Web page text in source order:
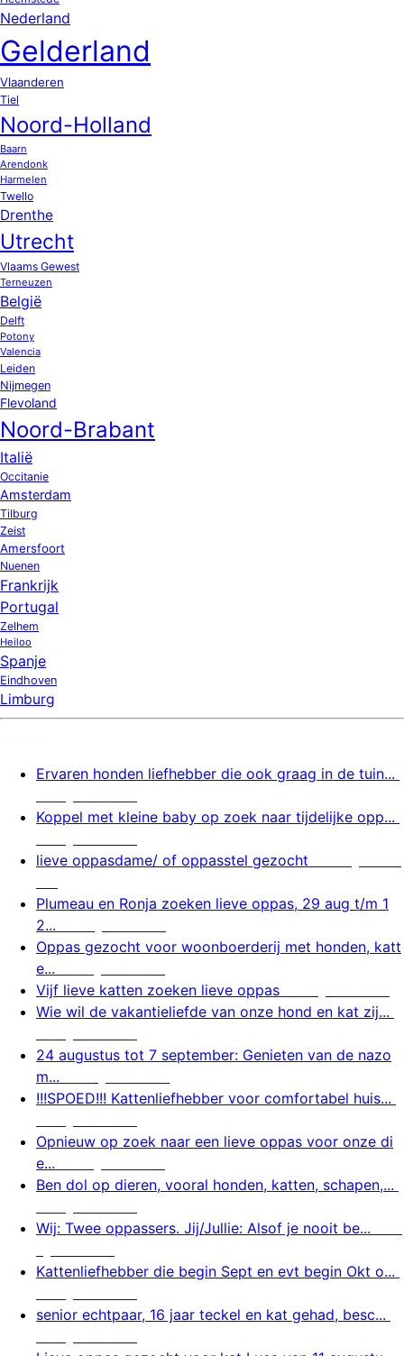
Nederland
Gelderland
Vlaanderen
Tiel
Noord-Holland
Baarn
Arendonk
Harmelen
Twello
Drenthe
Utrecht
Vlaams Gewest
Terneuzen
België
Delft
Potony
Valencia
Leiden
Nijmegen
Flevoland
Noord-Brabant
Italië
Occitanie
Amsterdam
Tilburg
Zeist
Amersfoort
Nuenen
Frankrijk
Portugal
Zelhem
Heiloo
Spanje
Eindhoven
Limburg
Ervaren honden liefhebber die ook graag in de tuin...
Koppel met kleine baby op zoek naar tijdelijke opp...
lieve oppasdame/ of oppasstel gezocht
Plumeau en Ronja zoeken lieve oppas, 29 aug t/m 1
2...
Oppas gezocht voor woonboerderij met honden, katt
e...
Vijf lieve katten zoeken lieve oppas
Wie wil de vakantieliefde van onze hond en kat zij...
24 augustus tot 7 september: Genieten van de nazo
m...
!!!SPOED!!! Kattenliefhebber voor comfortabel huis...
Opnieuw op zoek naar een lieve oppas voor onze di
e...
Ben dol op dieren, vooral honden, katten, schapen,...
Wij: Twee oppassers. Jij/Jullie: Alsof je nooit be...
Kattenliefhebber die begin Sept en evt begin Okt o...
senior echtpaar, 16 jaar teckel en kat gehad, besc...